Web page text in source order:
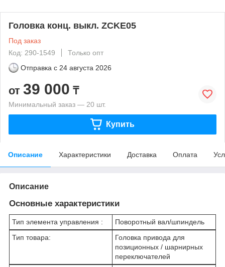
Головка конц. выкл. ZCKE05
Под заказ
Код: 290-1549
Только опт
Отправка с 24 августа 2026
от 39 000 ₸
Минимальный заказ — 20 шт.
Купить
Описание Характеристики Доставка Оплата
Описание
Основные характеристики
Тип элемента управления :
Поворотный вал/шпиндель
Тип товара:
Головка привода для
позиционных / шарнирных
переключателей